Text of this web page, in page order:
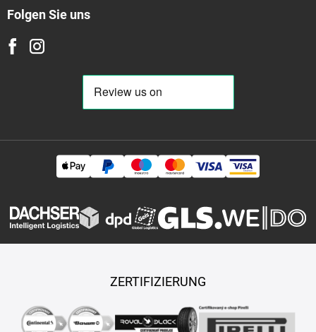
Folgen Sie uns
ZERTIFIZIERUNG